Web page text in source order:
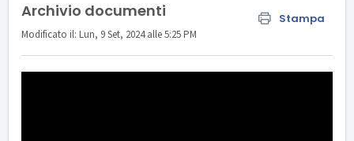
Archivio documenti Stampa
Modificato il: Lun, 9 Set, 2024 alle 5:25 PM